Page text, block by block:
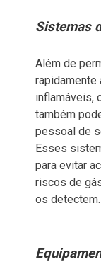
Sistemas
Além de
rapidamente
inflamáveis,
também
pessoal de
Esses
para evitar
riscos de
os detectem.